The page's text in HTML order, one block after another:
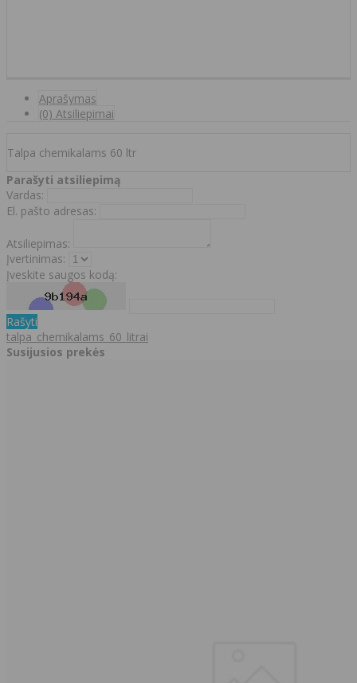
Aprašymas
(0) Atsiliepimai
Talpa chemikalams 60 ltr
Parašyti atsiliepimą
Vardas:
El. pašto adresas:
Atsiliepimas:
Įvertinimas:
Įveskite saugos kodą:
Rašyti
talpa_chemikalams_60_litrai
Susijusios prekės